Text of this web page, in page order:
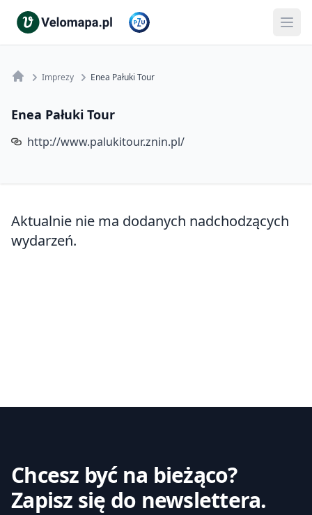
Imprezy Enea Pałuki Tour
Enea Pałuki Tour
http://www.palukitour.znin.pl/
Aktualnie nie ma dodanych nadchodzących
wydarzeń.
Chcesz być na bieżąco?
Zapisz się do newslettera.